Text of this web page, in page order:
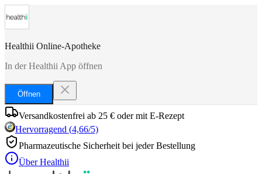
Healthii Online-Apotheke
In der Healthii App öffnen
Öffnen
Versandkostenfrei ab 25 € oder mit E-Rezept
Hervorragend (4,66/5)
Pharmazeutische Sicherheit bei jeder Bestellung
Über Healthii